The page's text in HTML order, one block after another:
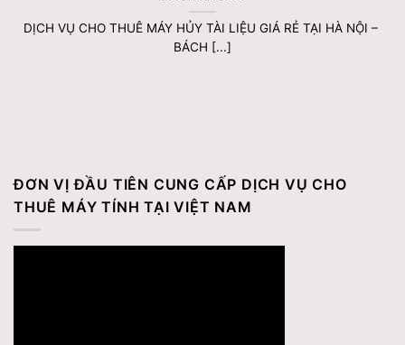
DỊCH VỤ CHO THUÊ MÁY HỦY TÀI LIỆU GIÁ RẺ TẠI HÀ NỘI –
BÁCH [...]
ĐƠN VỊ ĐẦU TIÊN CUNG CẤP DỊCH VỤ CHO
THUÊ MÁY TÍNH TẠI VIỆT NAM